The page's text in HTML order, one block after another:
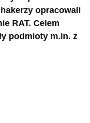
opracowali
RAT. Celem
podmioty m.in. z